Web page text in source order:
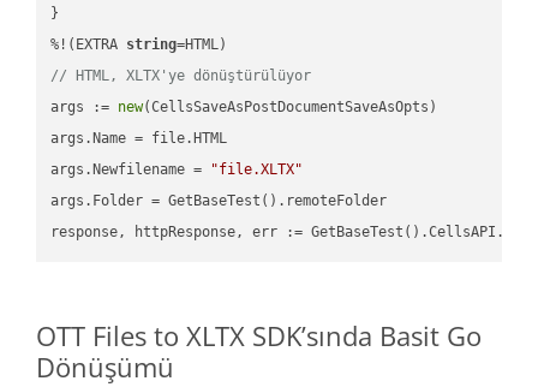
}
%!(EXTRA string
// HTML, XLTX'ye dönüştürülüyor
args := new(CellsSaveAsPostDocumentSaveAsOpts)
args.Name = file.HTML
args.Newfilename =
"file.XLTX"
args.Folder = GetBaseTest().remoteFolder
OTT Files to XLTX SDK’sında Basit Go
Dönüşümü